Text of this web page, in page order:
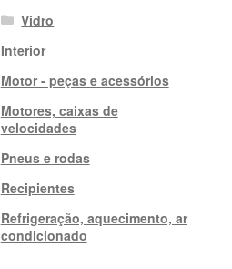
Vidro
Interior
Motor - peças e acessórios
Motores, caixas de
velocidades
Pneus e rodas
Recipientes
Refrigeração, aquecimento, ar
condicionado